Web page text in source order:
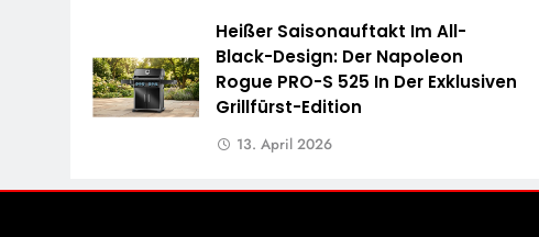
Heißer Saisonauftakt Im All-
Black-Design: Der Napoleon
Rogue PRO-S 525 In Der Exklusiven
Grillfürst-Edition
13. April 2026